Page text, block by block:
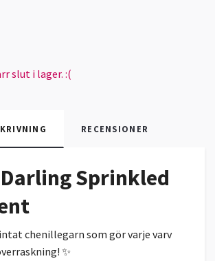
slut i lager. :(
RECENSIONER
Sprinkled
chenillegarn som gör varje varv
✨